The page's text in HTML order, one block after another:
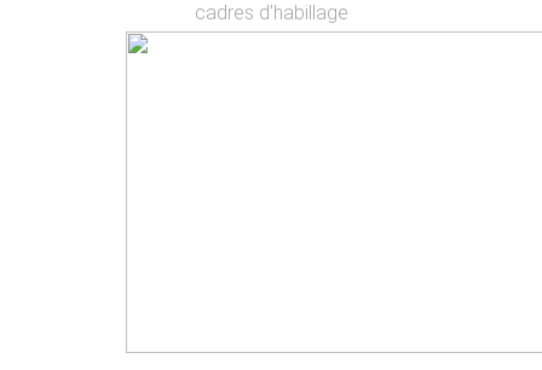
cadres d’habillage